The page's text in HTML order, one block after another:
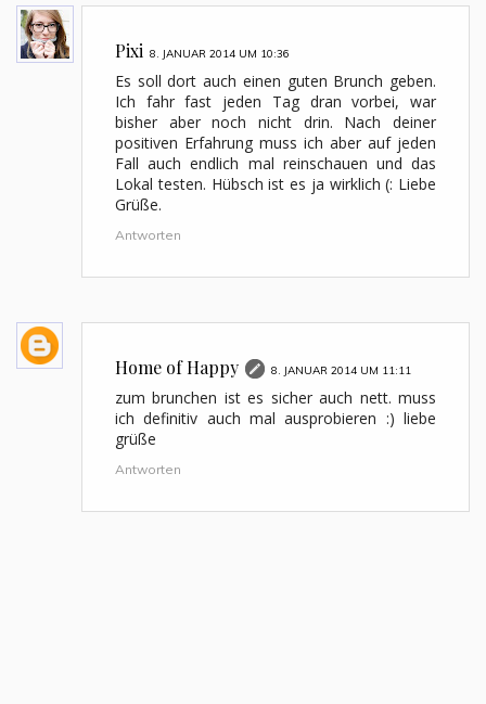
Pixi 8. JANUAR 2014 UM 10:36
Es soll dort auch einen guten Brunch geben.
Ich fahr fast jeden Tag dran vorbei, war
bisher aber noch nicht drin. Nach deiner
positiven Erfahrung muss ich aber auf jeden
Fall auch endlich mal reinschauen und das
Lokal testen. Hübsch ist es ja wirklich (: Liebe
Grüße.
Antworten
Home of Happy 8. JANUAR 2014 UM 11:11
zum brunchen ist es sicher auch nett. muss
ich definitiv auch mal ausprobieren :) liebe
grüße
Antworten